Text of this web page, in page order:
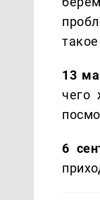
13
чего
6